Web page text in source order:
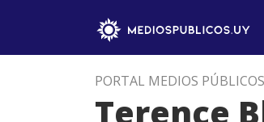
PORTAL MEDIOS PÚBLICOS
Terence